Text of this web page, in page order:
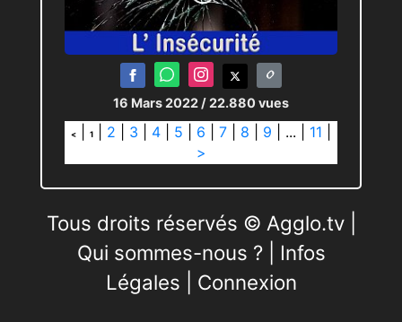
16 Mars 2022 / 22.880 vues
< 1 2 3 4 5 6 7 8 9 ... 11
>
Tous droits réservés © Agglo.tv |
Qui sommes-nous ?| Infos
Légales
Connexion